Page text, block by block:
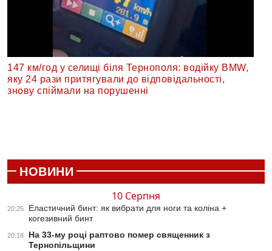
147 км/год у селищі біля Тернополя: водійку BMW,
яку 24 рази притягували до відповідальності,
знову спіймали на порушенні
НОВИНИ
10 Серпня
20:25
Еластичний бинт: як вибрати для ноги та коліна +
когезивний бинт
20:18
На 33-му році раптово помер священник з
Тернопільщини